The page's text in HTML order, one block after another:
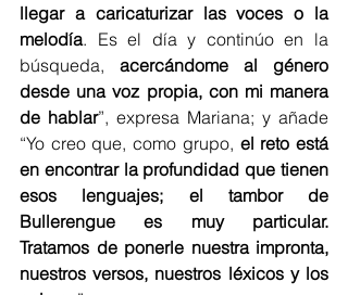
llegar a caricaturizar las voces o la
melodía. Es el día y continúo en la
búsqueda, acercándome al género
desde una voz propia, con mi manera
de hablar”, expresa Mariana; y añade
“Yo creo que, como grupo, el reto está
en encontrar la profundidad que tienen
esos lenguajes; el tambor de
Bullerengue es muy particular.
Tratamos de ponerle nuestra impronta,
nuestros versos, nuestros léxicos y los